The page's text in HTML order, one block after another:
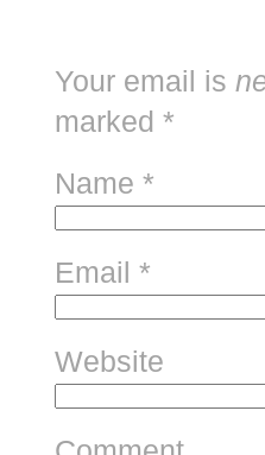
Your email is
marked *
Name *
Email *
Website